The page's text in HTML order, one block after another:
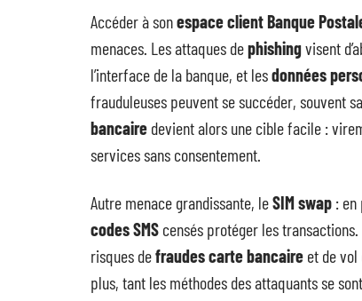
Accéder à sonespace client Banque
menaces. Les attaques dephishingvisent
l’interface de la banque, et lesdonnées
frauduleuses peuvent se succéder, souvent
bancaire devient alors une cible facile :
services sans consentement.
Autre menace grandissante, leSIM swap :
codes SMS censés protéger les
risques defraudes carte bancaire et de vol
plus, tant les méthodes des attaquants se